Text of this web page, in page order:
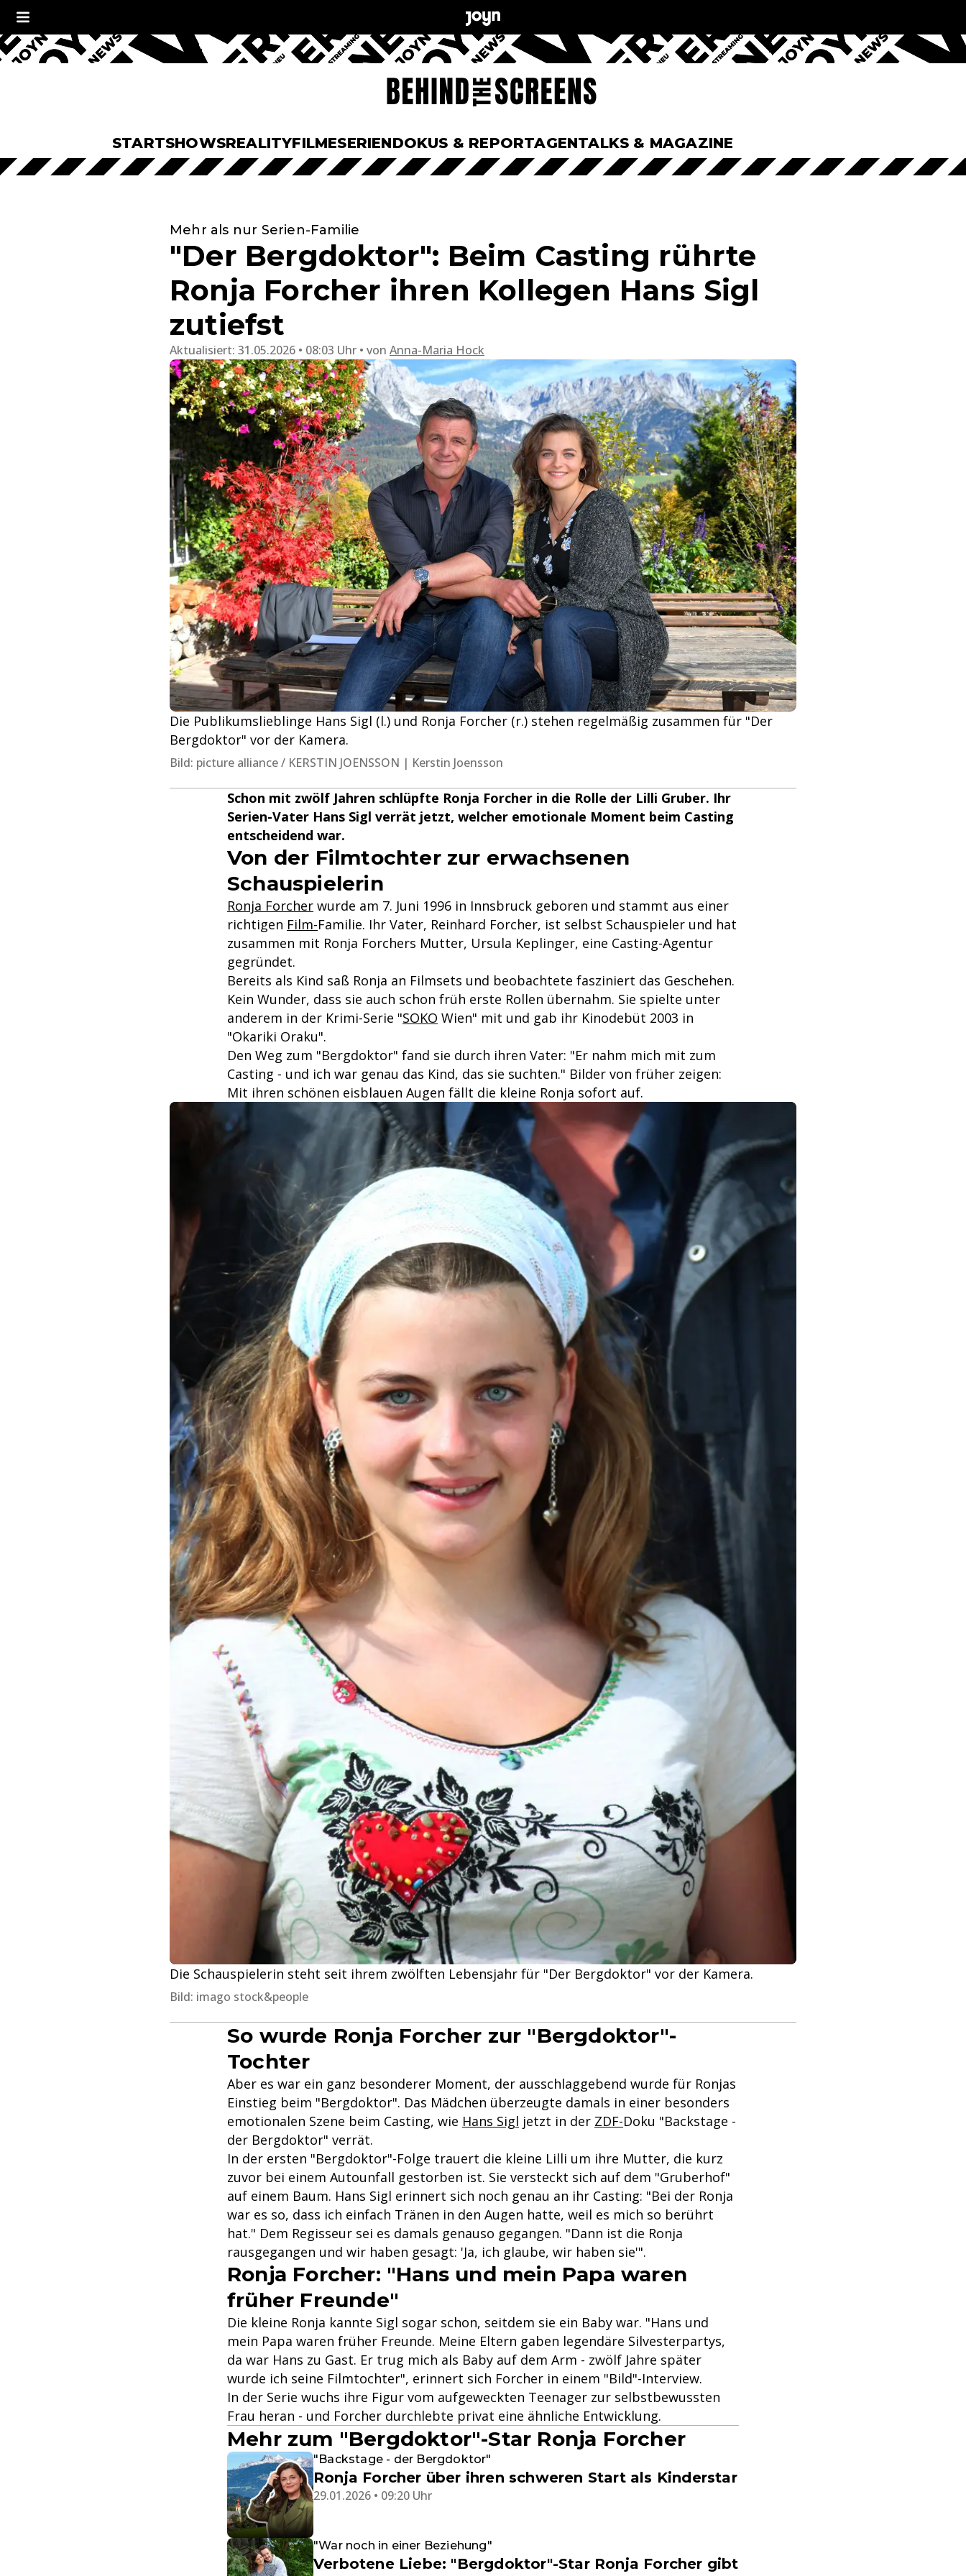
STARTSHOWSREALITYFILMESERIENDOKUS & REPORTAGENTALKS & MAGAZINE
Mehr als nur Serien-Familie
"Der Bergdoktor": Beim Casting rührte
Ronja Forcher ihren Kollegen Hans Sigl
zutiefst
Aktualisiert: 31.05.2026 • 08:03 Uhr von Anna-Maria Hock
Die Publikumslieblinge Hans Sigl (l.) und Ronja Forcher (r.) stehen regelmäßig zusammen für "Der
Bergdoktor" vor der Kamera.
Bild: picture alliance / KERSTIN JOENSSON | Kerstin Joensson
Schon mit zwölf Jahren schlüpfte Ronja Forcher in die Rolle der Lilli Gruber. Ihr
Serien-Vater Hans Sigl verrät jetzt, welcher emotionale Moment beim Casting
entscheidend war.
Von der Filmtochter zur erwachsenen
Schauspielerin
Ronja Forcher wurde am 7. Juni 1996 in Innsbruck geboren und stammt aus einer
richtigen Film-Familie. Ihr Vater, Reinhard Forcher, ist selbst Schauspieler und hat
zusammen mit Ronja Forchers Mutter, Ursula Keplinger, eine Casting-Agentur
gegründet.
Bereits als Kind saß Ronja an Filmsets und beobachtete fasziniert das Geschehen.
Kein Wunder, dass sie auch schon früh erste Rollen übernahm. Sie spielte unter
anderem in der Krimi-Serie "SOKO Wien" mit und gab ihr Kinodebüt 2003 in
"Okariki Oraku".
Den Weg zum "Bergdoktor" fand sie durch ihren Vater: "Er nahm mich mit zum
Casting - und ich war genau das Kind, das sie suchten." Bilder von früher zeigen:
Mit ihren schönen eisblauen Augen fällt die kleine Ronja sofort auf.
Die Schauspielerin steht seit ihrem zwölften Lebensjahr für "Der Bergdoktor" vor der Kamera.
Bild: imago stock&people
So wurde Ronja Forcher zur "Bergdoktor"-
Tochter
Aber es war ein ganz besonderer Moment, der ausschlaggebend wurde für Ronjas
Einstieg beim "Bergdoktor". Das Mädchen überzeugte damals in einer besonders
emotionalen Szene beim Casting, wie Hans Sigl jetzt in der ZDF-Doku "Backstage -
der Bergdoktor" verrät.
In der ersten "Bergdoktor"-Folge trauert die kleine Lilli um ihre Mutter, die kurz
zuvor bei einem Autounfall gestorben ist. Sie versteckt sich auf dem "Gruberhof"
auf einem Baum. Hans Sigl erinnert sich noch genau an ihr Casting: "Bei der Ronja
war es so, dass ich einfach Tränen in den Augen hatte, weil es mich so berührt
hat." Dem Regisseur sei es damals genauso gegangen. "Dann ist die Ronja
rausgegangen und wir haben gesagt: 'Ja, ich glaube, wir haben sie'".
Ronja Forcher: "Hans und mein Papa waren
früher Freunde"
Die kleine Ronja kannte Sigl sogar schon, seitdem sie ein Baby war. "Hans und
mein Papa waren früher Freunde. Meine Eltern gaben legendäre Silvesterpartys,
da war Hans zu Gast. Er trug mich als Baby auf dem Arm - zwölf Jahre später
wurde ich seine Filmtochter", erinnert sich Forcher in einem "Bild"-Interview.
In der Serie wuchs ihre Figur vom aufgeweckten Teenager zur selbstbewussten
Frau heran - und Forcher durchlebte privat eine ähnliche Entwicklung.
Mehr zum "Bergdoktor"-Star Ronja Forcher
"Backstage - der Bergdoktor"
Ronja Forcher über ihren schweren Start als Kinderstar
29.01.2026 • 09:20 Uhr
"War noch in einer Beziehung"
Verbotene Liebe: "Bergdoktor"-Star Ronja Forcher gibt